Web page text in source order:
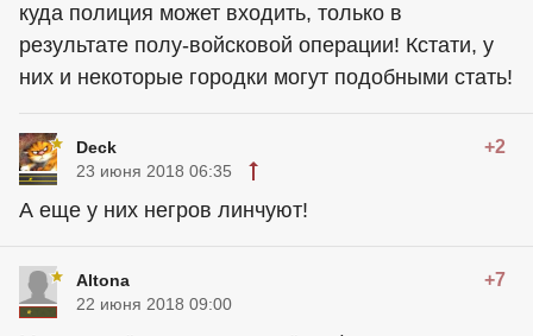
куда полиция может входить, только в
результате полу-войсковой операции! Кстати, у
них и некоторые городки могут подобными стать!
Deck +2
23 июня 2018 06:35
А еще у них негров линчуют!
Altona +7
22 июня 2018 09:00